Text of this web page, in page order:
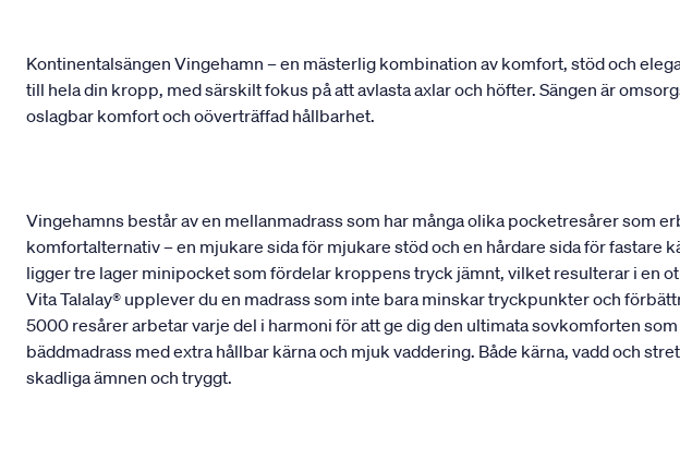
Kontinentalsängen Vingehamn – en mästerlig kombination av komfort, stöd och
till hela din kropp, med särskilt fokus på att avlasta axlar och höfter. Sängen är
oslagbar komfort och oöverträffad hållbarhet.
Vingehamns består av en mellanmadrass som har många olika pocketresårer som
komfortalternativ – en mjukare sida för mjukare stöd och en hårdare sida för
ligger tre lager minipocket som fördelar kroppens tryck jämnt, vilket resulterar i en
Vita Talalay® upplever du en madrass som inte bara minskar tryckpunkter och
5000 resårer arbetar varje del i harmoni för att ge dig den ultimata sovkomforten
bäddmadrass med extra hållbar kärna och mjuk vaddering. Både kärna, vadd och
skadliga ämnen och tryggt.